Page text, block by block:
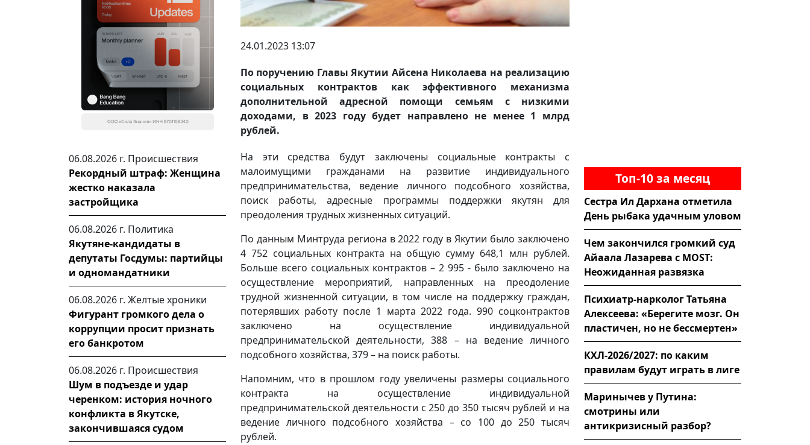
06.08.2026 г. Происшествия
Рекордный штраф: Женщина
жестко наказала
застройщика
06.08.2026 г. Политика
Якутяне-кандидаты в
депутаты Госдумы: партийцы
и одномандатники
06.08.2026 г. Желтые хроники
Фигурант громкого дела о
коррупции просит признать
его банкротом
06.08.2026 г. Происшествия
Шум в подъезде и удар
черенком: история ночного
конфликта в Якутске,
закончившаяся судом
24.01.2023 13:07
По поручению Главы Якутии Айсена Николаева на реализацию
социальных контрактов как эффективного механизма
дополнительной адресной помощи семьям с низкими
доходами, в 2023 году будет направлено не менее 1 млрд
рублей.
На эти средства будут заключены социальные контракты с
малоимущими гражданами на развитие индивидуального
предпринимательства, ведение личного подсобного хозяйства,
поиск работы, адресные программы поддержки якутян для
преодоления трудных жизненных ситуаций.
По данным Минтруда региона в 2022 году в Якутии было заключено
4 752 социальных контракта на общую сумму 648,1 млн рублей.
Больше всего социальных контрактов – 2 995 - было заключено на
осуществление мероприятий, направленных на преодоление
трудной жизненной ситуации, в том числе на поддержку граждан,
потерявших работу после 1 марта 2022 года. 990 соцконтрактов
заключено на осуществление индивидуальной
предпринимательской деятельности, 388 – на ведение личного
подсобного хозяйства, 379 – на поиск работы.
Напомним, что в прошлом году увеличены размеры социального
контракта на осуществление индивидуальной
предпринимательской деятельности с 250 до 350 тысяч рублей и на
ведение личного подсобного хозяйства – со 100 до 250 тысяч
рублей.
Топ-10 за месяц
Сестра Ил Дархана отметила
День рыбака удачным уловом
Чем закончился громкий суд
Айаала Лазарева с MOST:
Неожиданная развязка
Психиатр-нарколог Татьяна
Алексеева: «Берегите мозг. Он
пластичен, но не бессмертен»
КХЛ-2026/2027: по каким
правилам будут играть в лиге
Маринычев у Путина:
смотрины или
антикризисный разбор?